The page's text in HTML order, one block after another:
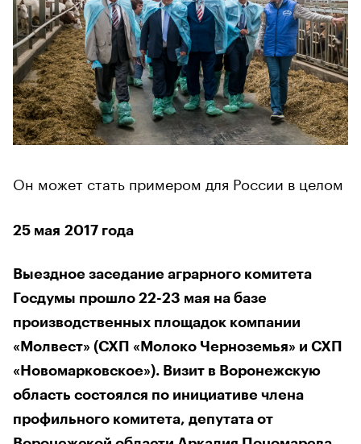
Он может стать примером для России в целом
25 мая 2017 года
Выездное заседание аграрного комитета
Госдумы прошло 22-23 мая на базе
производственных площадок компании
«Молвест» (СХП «Молоко Черноземья» и СХП
«Новомарковское»). Визит в Воронежскую
область состоялся по инициативе члена
профильного комитета, депутата от